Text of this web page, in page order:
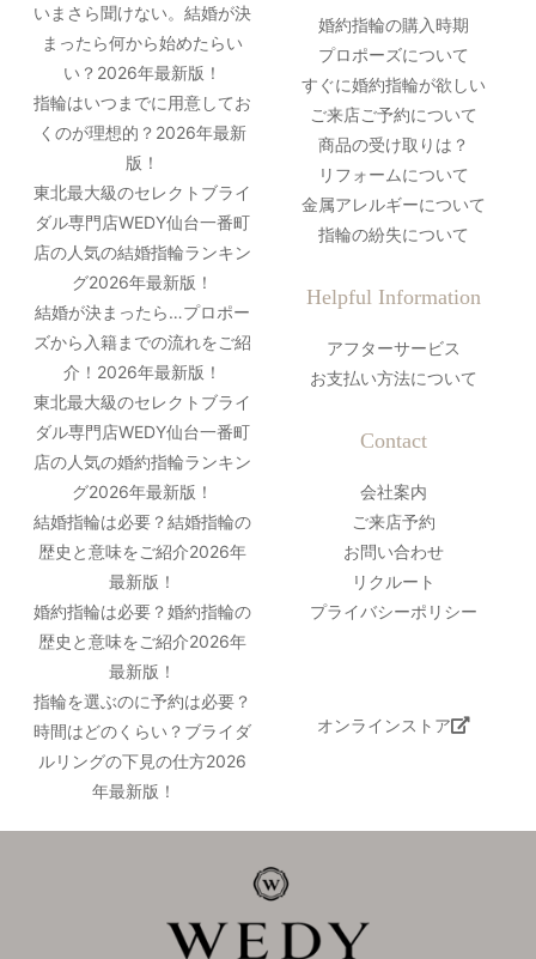
いまさら聞けない。結婚が決
まったら何から始めたらい
い？2026年最新版！
指輪はいつまでに用意してお
くのが理想的？2026年最新
版！
東北最大級のセレクトブライ
ダル専門店WEDY仙台一番町
店の人気の結婚指輪ランキン
グ2026年最新版！
結婚が決まったら…プロポー
ズから入籍までの流れをご紹
介！2026年最新版！
東北最大級のセレクトブライ
ダル専門店WEDY仙台一番町
店の人気の婚約指輪ランキン
グ2026年最新版！
結婚指輪は必要？結婚指輪の
歴史と意味をご紹介2026年
最新版！
婚約指輪は必要？婚約指輪の
歴史と意味をご紹介2026年
最新版！
指輪を選ぶのに予約は必要？
時間はどのくらい？ブライダ
ルリングの下見の仕方2026
年最新版！
婚約指輪の購入時期
プロポーズについて
すぐに婚約指輪が欲しい
ご来店ご予約について
商品の受け取りは？
リフォームについて
金属アレルギーについて
指輪の紛失について
Helpful Information
アフターサービス
お支払い方法について
Contact
会社案内
ご来店予約
お問い合わせ
リクルート
プライバシーポリシー
オンラインストア